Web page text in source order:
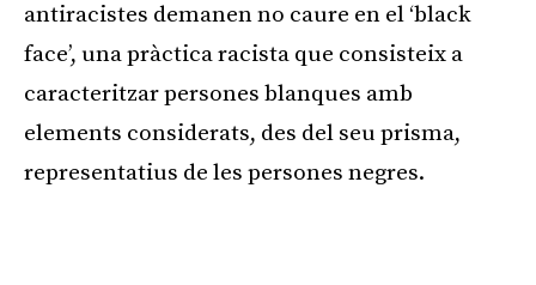
antiracistes demanen no caure en el ‘black
face’, una pràctica racista que consisteix a
caracteritzar persones blanques amb
elements considerats, des del seu prisma,
representatius de les persones negres.